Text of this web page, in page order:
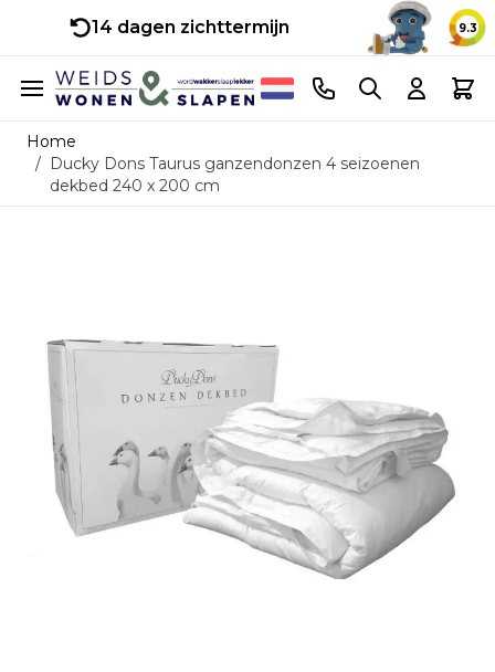
14 dagen zichttermijn 9.3
Ga naar de inhoud
Telefoonnummer
Search Cart
Home
/ Ducky Dons Taurus ganzendonzen 4 seizoenen
dekbed 240 x 200 cm